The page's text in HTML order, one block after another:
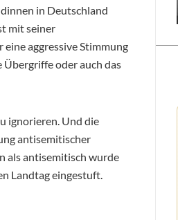
in Deutschland
mit seiner
aggressive Stimmung
Übergriffe oder auch das
ignorieren. Und die
antisemitischer
als antisemitisch wurde
Landtag eingestuft.